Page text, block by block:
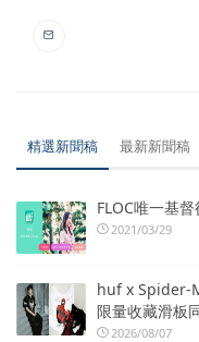
精選新聞稿 最新新聞稿
FLOC唯一基
2021/03/29
huf x Spider-
限量收藏滑板
2026/08/07